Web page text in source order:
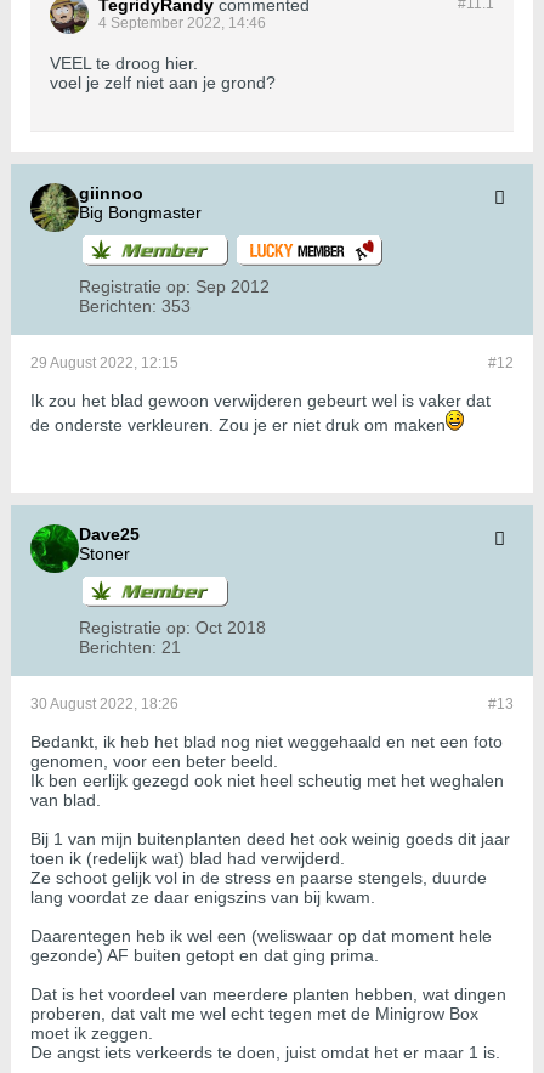
#11.1
TegridyRandy commented
4 September 2022, 14:46
VEEL te droog hier.
voel je zelf niet aan je grond?
giinnoo
Big Bongmaster
Registratie op: Sep 2012
Berichten: 353
#12
29 August 2022, 12:15
Ik zou het blad gewoon verwijderen gebeurt wel is vaker dat
de onderste verkleuren. Zou je er niet druk om maken
Dave25
Stoner
Registratie op: Oct 2018
Berichten: 21
#13
30 August 2022, 18:26
Bedankt, ik heb het blad nog niet weggehaald en net een foto
genomen, voor een beter beeld.
Ik ben eerlijk gezegd ook niet heel scheutig met het weghalen
van blad.
Bij 1 van mijn buitenplanten deed het ook weinig goeds dit jaar
toen ik (redelijk wat) blad had verwijderd.
Ze schoot gelijk vol in de stress en paarse stengels, duurde
lang voordat ze daar enigszins van bij kwam.
Daarentegen heb ik wel een (weliswaar op dat moment hele
gezonde) AF buiten getopt en dat ging prima.
Dat is het voordeel van meerdere planten hebben, wat dingen
proberen, dat valt me wel echt tegen met de Minigrow Box
moet ik zeggen.
De angst iets verkeerds te doen, juist omdat het er maar 1 is.